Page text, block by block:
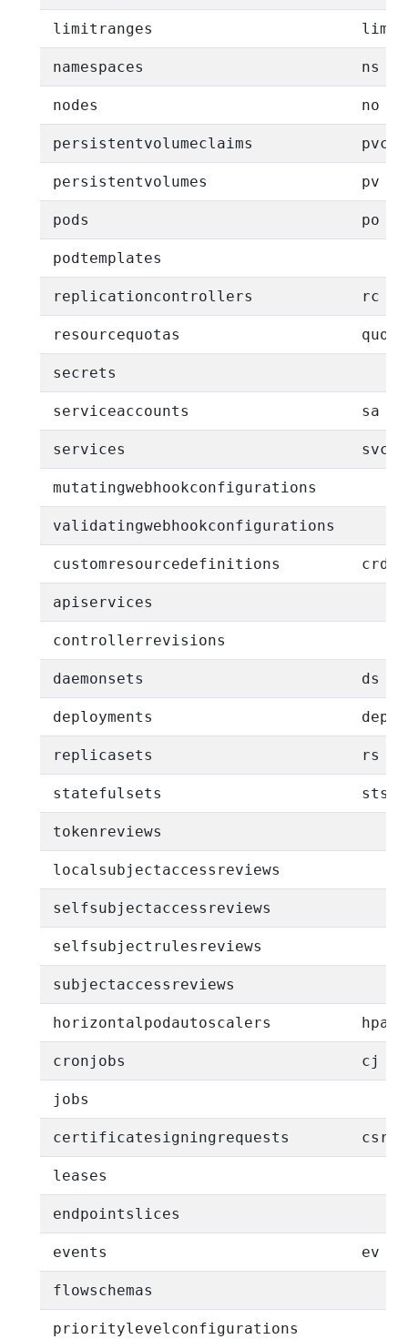
limitranges
namespaces ns
nodes no
persistentvolumeclaims pvc
persistentvolumes pv
pods po
podtemplates
replicationcontrollers rc
resourcequotas quota
secrets
serviceaccounts sa
services svc
mutatingwebhookconfigurations
validatingwebhookconfigurations
customresourcedefinitions
apiservices
controllerrevisions
daemonsets ds
deployments
replicasets rs
statefulsets sts
tokenreviews
localsubjectaccessreviews
selfsubjectaccessreviews
selfsubjectrulesreviews
subjectaccessreviews
horizontalpodautoscalers hpa
cronjobs cj
jobs
certificatesigningrequests csr
leases
endpointslices
events ev
flowschemas
prioritylevelconfigurations